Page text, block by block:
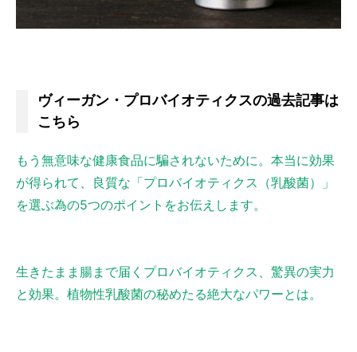
ヴィーガン・プロバイオティクスの過去記事は
こちら
もう無意味な健康食品に騙されないために。本当に効果
が得られて、良質な「プロバイオティクス（乳酸菌）」
を選ぶ為の5つのポイントをお伝えします。
生きたまま腸まで届くプロバイオティクス、驚異の実力
と効果。植物性乳酸菌の秘めたる絶大なパワーとは。